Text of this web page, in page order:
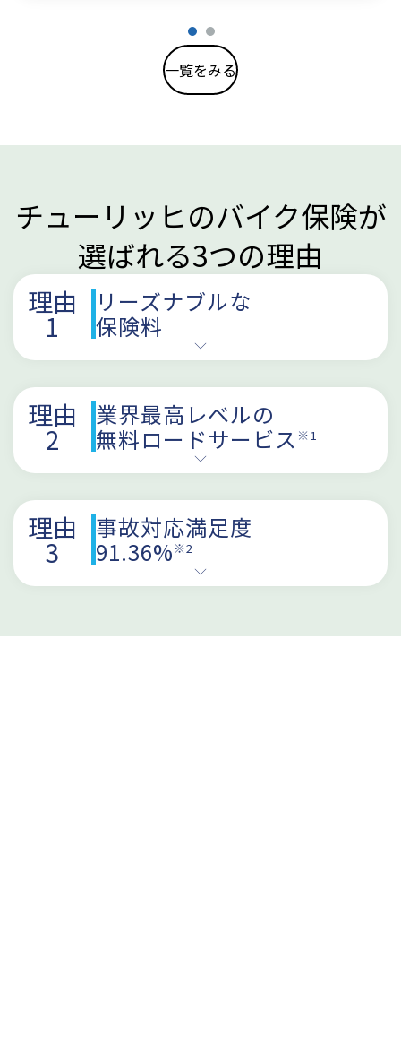
一覧をみる
チューリッヒのバイク保険が
選ばれる3つの理由
理由
1
リーズナブルな
保険料
理由
2
業界最高レベルの
無料ロードサービス ※1
理由
3
事故対応満足度
91.36% ※2